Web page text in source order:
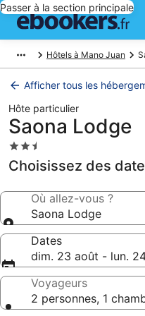
Passer à la section principale
Hôtels à Mano Juan
Afficher tous les
Hôte particulier
Saona Lodge
Hébergement
2.5 étoiles
Choisissez des
Où allez-vous ?
Saona Lodge
Dates
dim. 23 août - lun.
Voyageurs
2 personnes, 1